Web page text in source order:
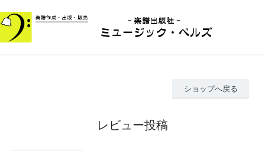
ショップへ戻る
レビュー投稿